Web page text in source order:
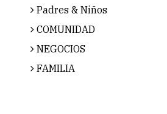
Padres & Niños
COMUNIDAD
NEGOCIOS
FAMILIA